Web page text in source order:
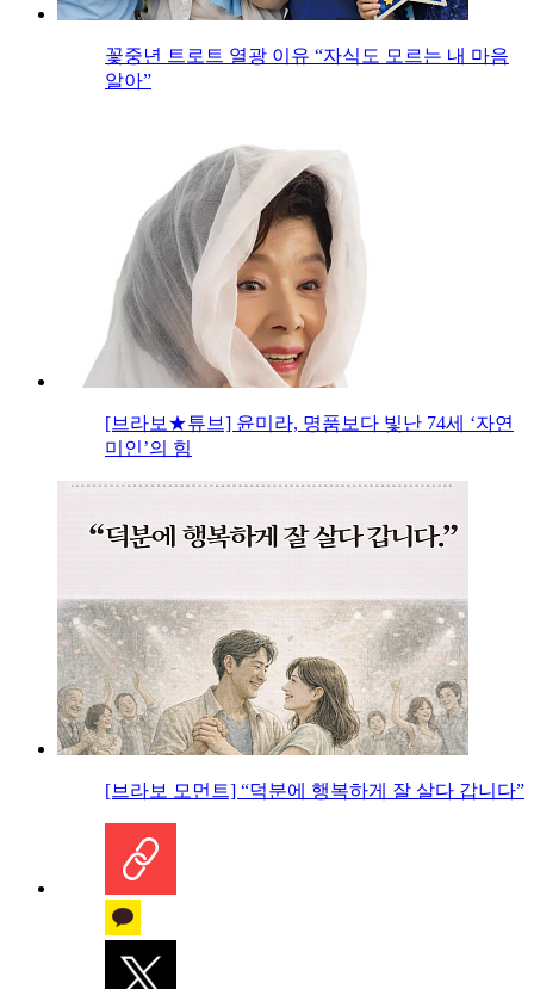
꽃중년 트로트 열광 이유 “자식도 모르는 내 마음
알아”
[브라보★튜브] 윤미라, 명품보다 빛난 74세 ‘자연
미인’의 힘
[브라보 모먼트] “덕분에 행복하게 잘 살다 갑니다”